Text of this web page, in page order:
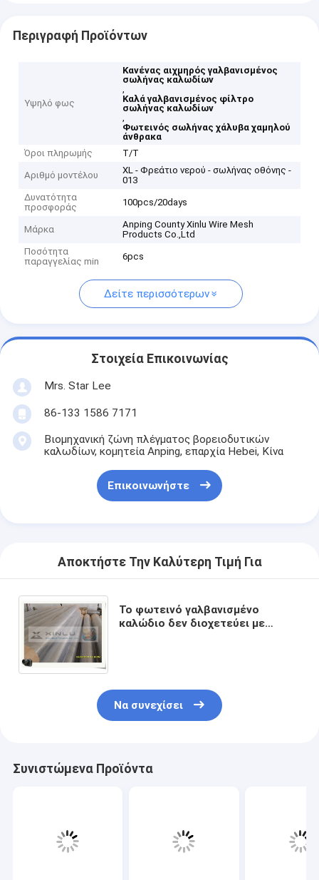
Περιγραφή Προϊόντων
Υψηλό φως
Κανένας αιχμηρός γαλβανισμένος
σωλήνας καλωδίων
,
Καλά γαλβανισμένος φίλτρο
σωλήνας καλωδίων
,
Φωτεινός σωλήνας χάλυβα χαμηλού
άνθρακα
Όροι πληρωμής
T/T
Αριθμό μοντέλου
XL - Φρεάτιο νερού - σωλήνας οθόνης -
013
Δυνατότητα
προσφοράς
100pcs/20days
Μάρκα
Anping County Xinlu Wire Mesh
Products Co.,Ltd
Ποσότητα
παραγγελίας min
6pcs
Δείτε περισσότερων
Στοιχεία Επικοινωνίας
Mrs. Star Lee
86-133 1586 7171
Βιομηχανική ζώνη πλέγματος βορειοδυτικών
καλωδίων, κομητεία Anping, επαρχία Hebei, Κίνα
Επικοινωνήστε
Αποκτήστε Την Καλύτερη Τιμή Για
Το φωτεινό γαλβανισμένο
καλώδιο δεν διοχετεύει με
Να συνεχίσει
Συνιστώμενα Προϊόντα